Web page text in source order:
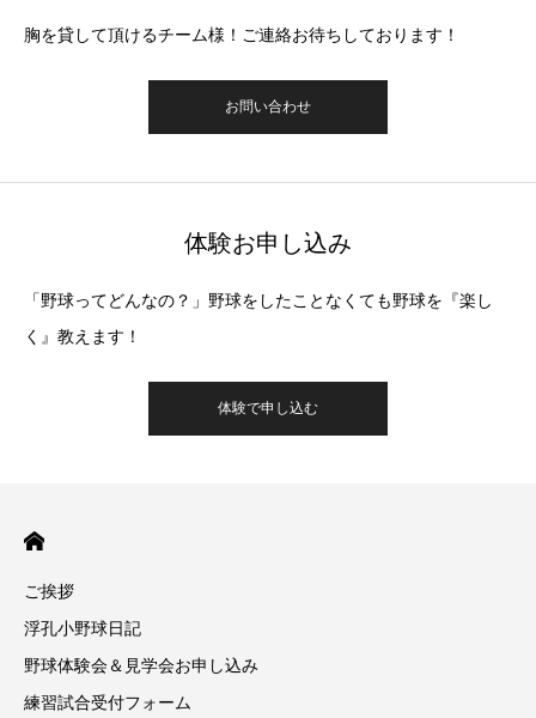
胸を貸して頂けるチーム様！ご連絡お待ちしております！
お問い合わせ
体験お申し込み
「野球ってどんなの？」野球をしたことなくても野球を『楽し
く』教えます！
体験で申し込む
ご挨拶
浮孔小野球日記
野球体験会＆見学会お申し込み
練習試合受付フォーム